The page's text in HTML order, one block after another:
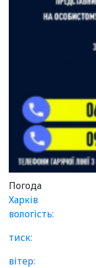
Погода
Харків
вологість:
тиск:
вітер: